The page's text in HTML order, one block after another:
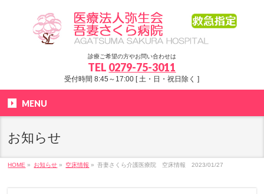
診療ご希望の方やお問い合わせは
TEL 0279-75-3011
受付時間 8:45～17:00 [ 土・日・祝日除く ]
MENU
お知らせ
HOME » お知らせ » 空床情報 » 吾妻さくら介護医療院 空床情報 2023/01/27